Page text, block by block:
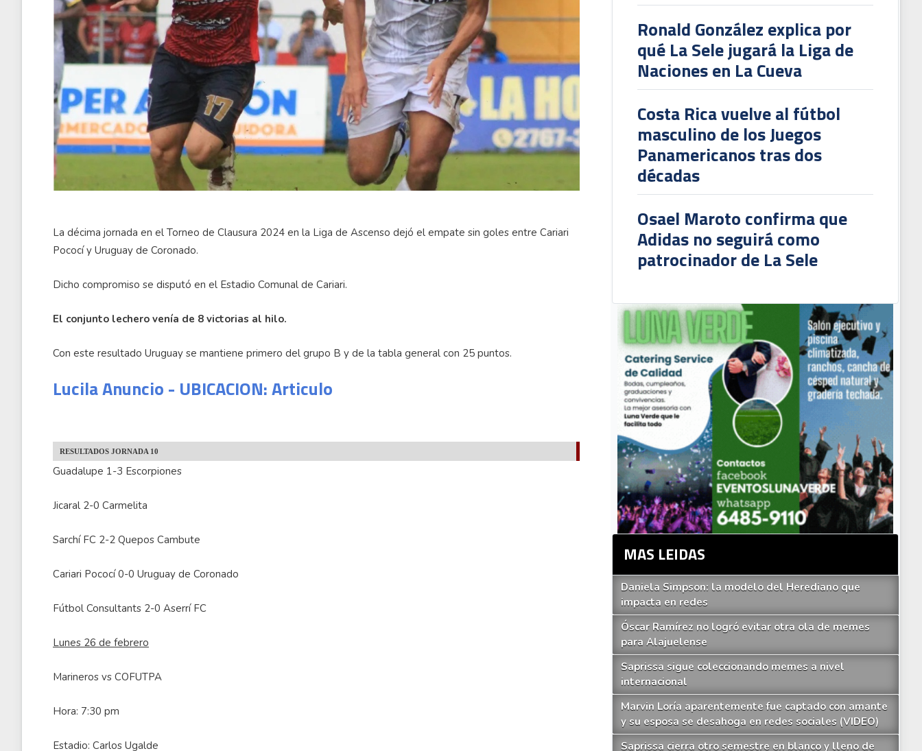
Ronald González explica por
qué La Sele jugará la Liga de
Naciones en La Cueva
Costa Rica vuelve al fútbol
masculino de los Juegos
Panamericanos tras dos
décadas
Osael Maroto confirma que
Adidas no seguirá como
patrocinador de La Sele
MAS LEIDAS
Daniela Simpson: la modelo del Herediano que
impacta en redes
Óscar Ramírez no logró evitar otra ola de memes
para Alajuelense
Saprissa sigue coleccionando memes a nivel
internacional
Marvin Loría aparentemente fue captado con amante
y su esposa se desahoga en redes sociales (VIDEO)
Saprissa cierra otro semestre en blanco y lleno de
La décima jornada en el Torneo de Clausura 2024 en la Liga de Ascenso dejó el empate sin goles entre Cariari
Pococí y Uruguay de Coronado.
Dicho compromiso se disputó en el Estadio Comunal de Cariari.
El conjunto lechero venía de 8 victorias al hilo.
Con este resultado Uruguay se mantiene primero del grupo B y de la tabla general con 25 puntos.
Lucila Anuncio - UBICACION: Articulo
RESULTADOS JORNADA 10
Guadalupe 1-3 Escorpiones
Jicaral 2-0 Carmelita
Sarchí FC 2-2 Quepos Cambute
Cariari Pococí 0-0 Uruguay de Coronado
Fútbol Consultants 2-0 Aserrí FC
Lunes 26 de febrero
Marineros vs COFUTPA
Hora: 7:30 pm
Estadio: Carlos Ugalde